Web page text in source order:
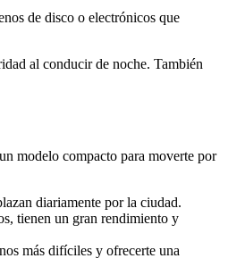
de disco o electrónicos que
al conducir de noche. También
modelo compacto para moverte por
diariamente por la ciudad.
tienen un gran rendimiento y
más difíciles y ofrecerte una